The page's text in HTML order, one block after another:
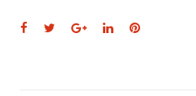
Facebook
TwitterGoogle+LinkedInPinterest